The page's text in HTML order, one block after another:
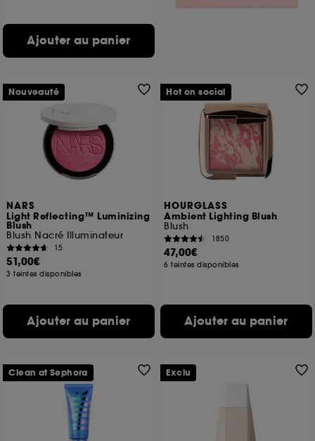
Ajouter au panier
NARS
Light Reflecting™ Luminizing
Blush
Blush Nacré Illuminateur
15
51,00€
3 teintes disponibles
Ajouter au panier
Nouveauté
HOURGLASS
Ambient Lighting Blush
Blush
1850
47,00€
6 teintes disponibles
Ajouter au panier
Hot on social
Clean at Sephora Exclu